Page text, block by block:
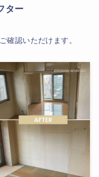
ター
確認いただけます。